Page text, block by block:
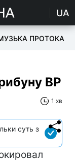
UA
ПРОТОКА
ВР
1 хв
суть з